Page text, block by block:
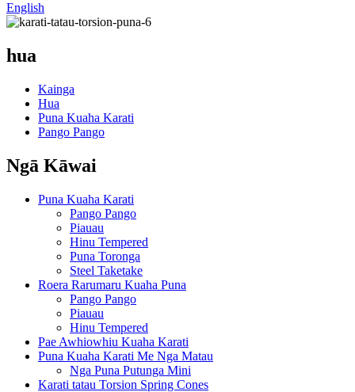
English
hua
Kainga
Hua
Puna Kuaha Karati
Pango Pango
Ngā Kāwai
Puna Kuaha Karati
Pango Pango
Piauau
Hinu Tempered
Puna Toronga
Steel Taketake
Roera Rarumaru Kuaha Puna
Pango Pango
Piauau
Hinu Tempered
Pae Awhiowhiu Kuaha Karati
Puna Kuaha Karati Me Nga Matau
Nga Puna Putunga Mini
Karati tatau Torsion Spring Cones